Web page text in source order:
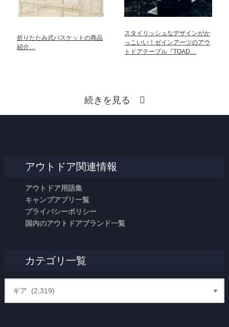
折りたたみ式バスケットの商品
紹介…
スタイリッシュなデザインがか
っこいい！ゼインアーツのアウ
トドアテーブル『TOAD…
続きを見る
アウトドア関連情報
アウトドア用語集
キャンプアプリ一覧
プライバシーポリシー
国内のアウトドアブランド一覧
カテゴリ一覧